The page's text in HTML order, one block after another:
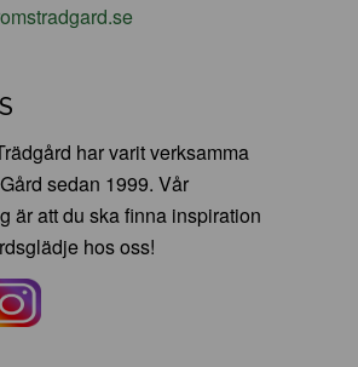
har varit verksamma
sedan 1999. Vår
är att du ska finna inspiration
hos oss!